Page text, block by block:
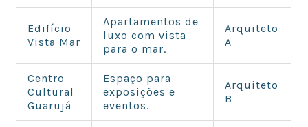
Edifício
Vista Mar
Apartamentos de
luxo com vista
para o mar.
Arquiteto
A
Centro
Cultural
Guarujá
Espaço para
exposições e
eventos.
Arquiteto
B